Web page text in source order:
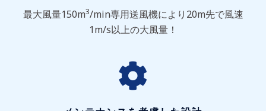
最大風量150m3/min専用送風機により20m先で風速
1m/s以上の大風量！